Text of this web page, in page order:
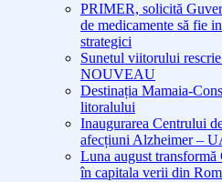
PRIMER, solicită
de medicamente să fie
strategici
Sunetul viitorului
NOUVEAU
Destinația Mamaia-
litoralului
Inaugurarea Centrului
afecțiuni Alzheimer –
Luna august transformă
în capitala verii din